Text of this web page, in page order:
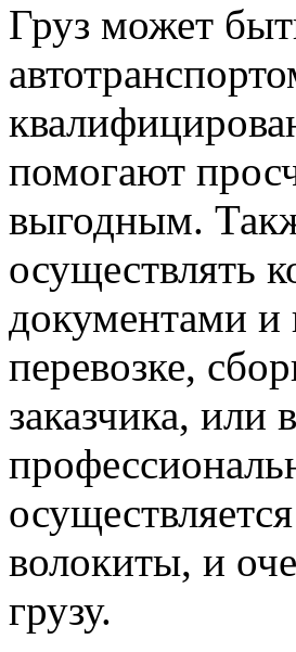
Груз может
помогают
выгодным.
осуществлять
документами
перевозке,
заказчика, или
волокиты, и
грузу.